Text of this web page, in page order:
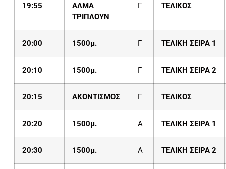
19:55
ΑΛΜΑ
ΤΡΙΠΛΟΥΝ
Γ ΤΕΛΙΚΟΣ
20:00 1500μ. Γ ΤΕΛΙΚΗ ΣΕΙΡΑ 1
20:10 1500μ. Γ ΤΕΛΙΚΗ ΣΕΙΡΑ 2
20:15 ΑΚΟΝΤΙΣΜΟΣ Γ ΤΕΛΙΚΟΣ
20:20 1500μ. Α ΤΕΛΙΚΗ ΣΕΙΡΑ 1
20:30 1500μ. Α ΤΕΛΙΚΗ ΣΕΙΡΑ 2